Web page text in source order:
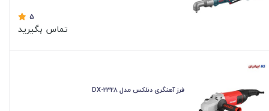
5
تماس بگیرید
فرز آهنگری دنلکس مدل DX-2328